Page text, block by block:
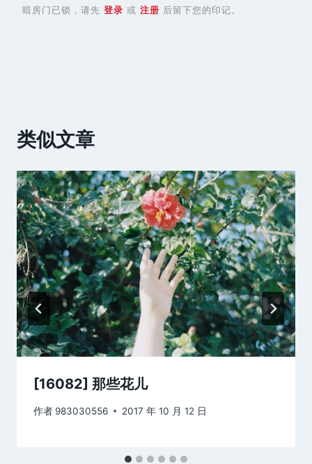
暗房门已锁，请先 登录 或 注册 后留下您的印记。
类似文章
[16082] 那些花儿
作者 983030556 2017 年 10 月 12 日